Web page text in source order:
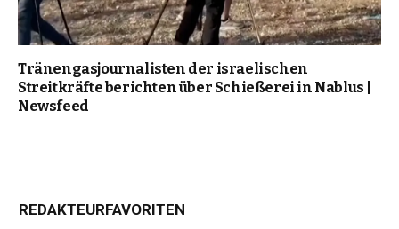
Tränengasjournalisten der israelischen
Streitkräfte berichten über Schießerei in Nablus |
Newsfeed
REDAKTEURFAVORITEN